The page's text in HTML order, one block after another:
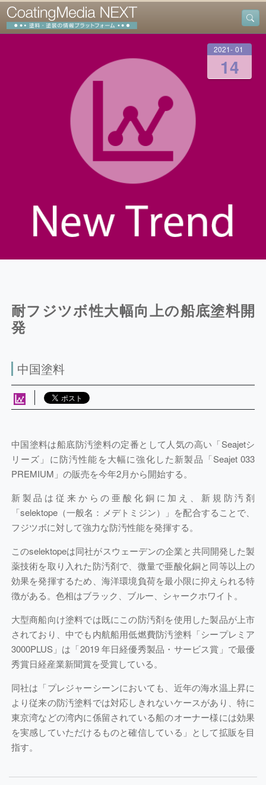
2021 - 01
14
耐フジツボ性大幅向上の船底塗料開
発
中国塗料
中国塗料は船底防汚塗料の定番として人気の高い「Seajetシ
リーズ」に防汚性能を大幅に強化した新製品「Seajet 033
PREMIUM」の販売を今年2月から開始する。
新製品は従来からの亜酸化銅に加え、新規防汚剤
「selektope（一般名：メデトミジン）」を配合することで、
フジツボに対して強力な防汚性能を発揮する。
このselektopeは同社がスウェーデンの企業と共同開発した製
薬技術を取り入れた防汚剤で、微量で亜酸化銅と同等以上の
効果を発揮するため、海洋環境負荷を最小限に抑えられる特
徴がある。色相はブラック、ブルー、シャークホワイト。
大型商船向け塗料では既にこの防汚剤を使用した製品が上市
されており、中でも内航船用低燃費防汚塗料「シープレミア
3000PLUS」は「2019 年日経優秀製品・サービス賞」で最優
秀賞日経産業新聞賞を受賞している。
同社は「プレジャーシーンにおいても、近年の海水温上昇に
より従来の防汚塗料では対応しきれないケースがあり、特に
東京湾などの湾内に係留されている船のオーナー様には効果
を実感していただけるものと確信している」として拡販を目
指す。